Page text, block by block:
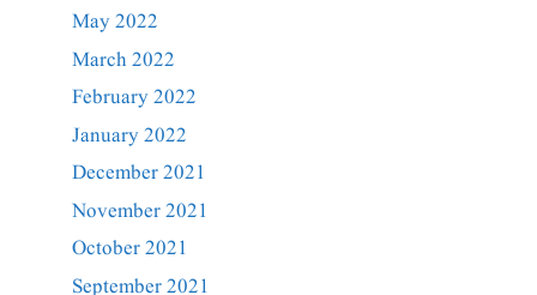
May 2022
March 2022
February 2022
January 2022
December 2021
November 2021
October 2021
September 2021